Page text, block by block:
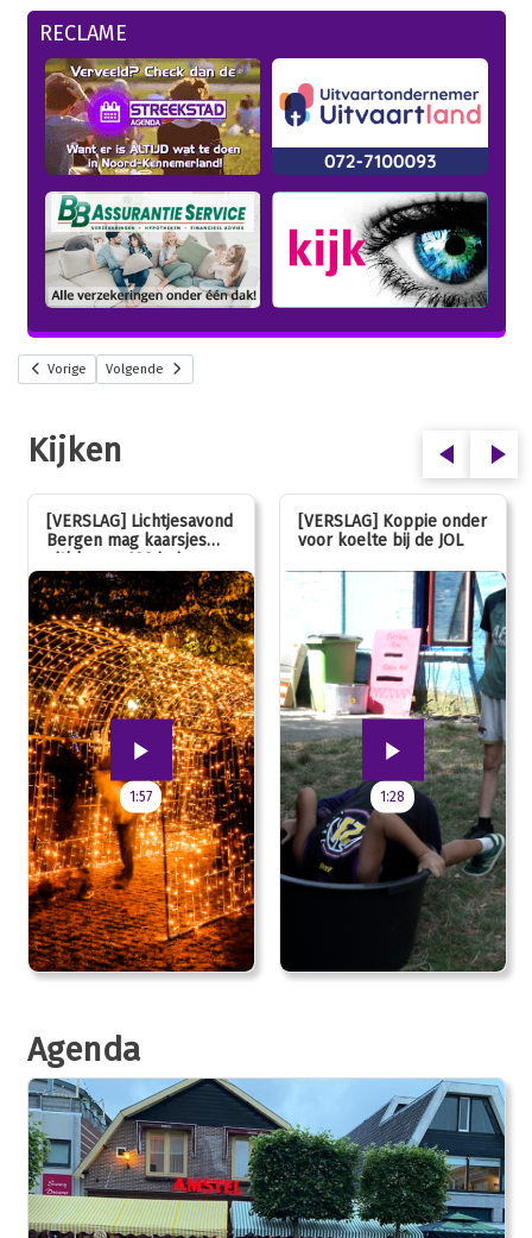
RECLAME
Vorige Volgende
Kijken
[VERSLAG] Lichtjesavond
Bergen mag kaarsjes
uitblazen: 100 jarig
jubileum!
1:57
[VERSLAG] Koppie onder
voor koelte bij de JOL
1:28
Agenda